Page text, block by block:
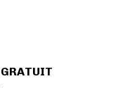
GRATUIT